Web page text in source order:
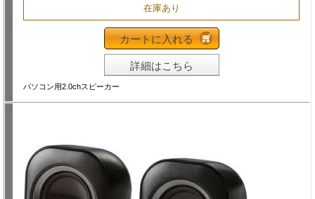
在庫あり
カートに入れる
詳細はこちら
パソコン用2.0chスピーカー